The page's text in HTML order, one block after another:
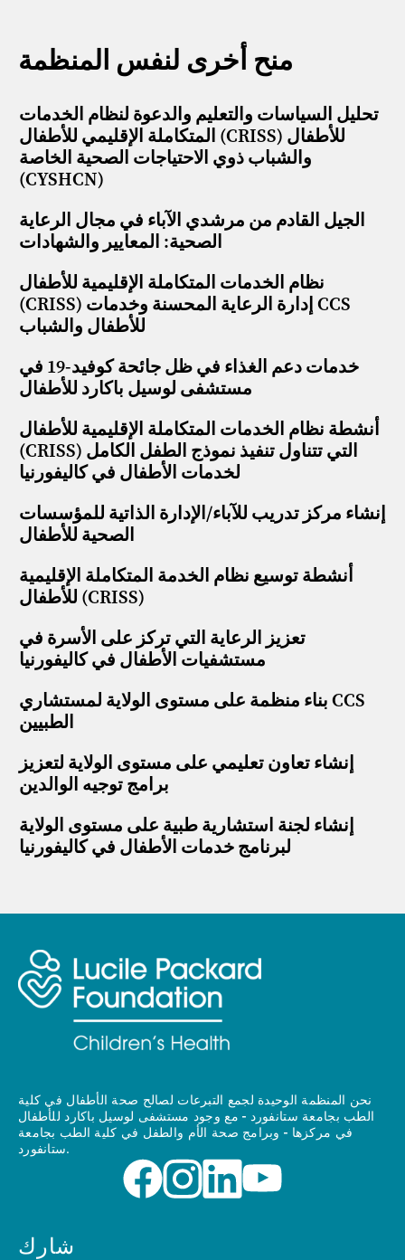
منح أخرى لنفس المنظمة
تحليل السياسات والتعليم والدعوة لنظام الخدمات
المتكاملة الإقليمي للأطفال (CRISS) للأطفال
والشباب ذوي الاحتياجات الصحية الخاصة
(CYSHCN)
الجيل القادم من مرشدي الآباء في مجال الرعاية
الصحية: المعايير والشهادات
نظام الخدمات المتكاملة الإقليمية للأطفال
(CRISS) إدارة الرعاية المحسنة وخدمات CCS
للأطفال والشباب
خدمات دعم الغذاء في ظل جائحة كوفيد-19 في
مستشفى لوسيل باكارد للأطفال
أنشطة نظام الخدمات المتكاملة الإقليمية للأطفال
(CRISS) التي تتناول تنفيذ نموذج الطفل الكامل
لخدمات الأطفال في كاليفورنيا
إنشاء مركز تدريب للآباء/الإدارة الذاتية للمؤسسات
الصحية للأطفال
أنشطة توسيع نظام الخدمة المتكاملة الإقليمية
للأطفال (CRISS)
تعزيز الرعاية التي تركز على الأسرة في
مستشفيات الأطفال في كاليفورنيا
بناء منظمة على مستوى الولاية لمستشاري CCS
الطبيين
إنشاء تعاون تعليمي على مستوى الولاية لتعزيز
برامج توجيه الوالدين
إنشاء لجنة استشارية طبية على مستوى الولاية
لبرنامج خدمات الأطفال في كاليفورنيا
نحن المنظمة الوحيدة لجمع التبرعات لصالح صحة الأطفال في كلية
الطب بجامعة ستانفورد - مع وجود مستشفى لوسيل باكارد للأطفال
في مركزها - وبرامج صحة الأم والطفل في كلية الطب بجامعة
ستانفورد.
شارك